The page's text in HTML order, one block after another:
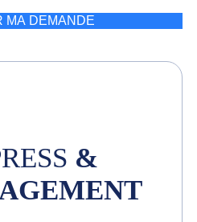
MA DEMANDE
&